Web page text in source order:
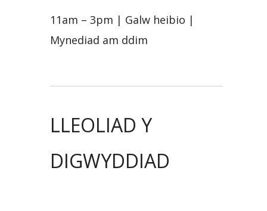
11am – 3pm | Galw heibio |
Mynediad am ddim
LLEOLIAD Y
DIGWYDDIAD